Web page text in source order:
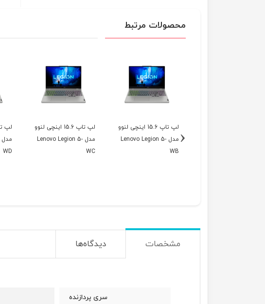
محصولات مرتبط
لپ تاپ 15.6 اینچی لنوو
مدل Lenovo Legion 5-
WB
لپ تاپ 15.6 اینچی لنوو
مدل Lenovo Legion 5-
WC
WD
‹
مشخصات دیدگاه‌ها
سری پردازنده